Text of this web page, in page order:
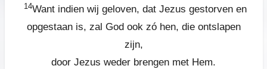
14Want indien wij geloven, dat Jezus gestorven en
opgestaan is, zal God ook zó hen, die ontslapen
zijn,
door Jezus weder brengen met Hem.